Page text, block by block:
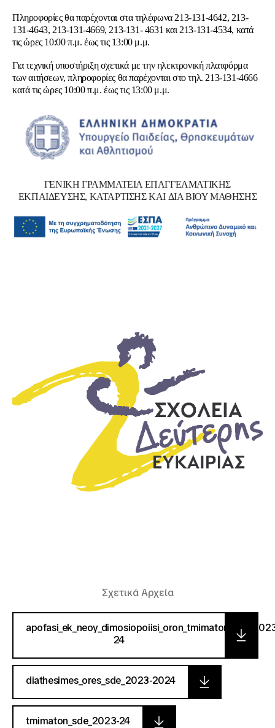
Πληροφορίες θα παρέχονται στα τηλέφωνα 213-131-4642, 213-
131-4643, 213-131-4669, 213-131- 4631 και 213-131-4534, κατά
τις ώρες 10:00 π.μ. έως τις 13:00 μ.μ.
Γιατεχνική υποστήριξησχετικά με την ηλεκτρονική πλατφόρμα
των αιτήσεων, πληροφορίες θα παρέχονται στο τηλ. 213-131-4666
κατά τις ώρες 10:00 π.μ. έως τις 13:00 μ.μ.
ΓΕΝΙΚΗ ΓΡΑΜΜΑΤΕΙΑ ΕΠΑΓΓΕΛΜΑΤΙΚΗΣ
ΕΚΠΑΙΔΕΥΣΗΣ, ΚΑΤΑΡΤΙΣΗΣ ΚΑΙ ΔΙΑ ΒΙΟΥ ΜΑΘΗΣΗΣ
Σχετικά Αρχεία
24
diathesimes_ores_sde_2023-2024
tmimaton_sde_2023-24